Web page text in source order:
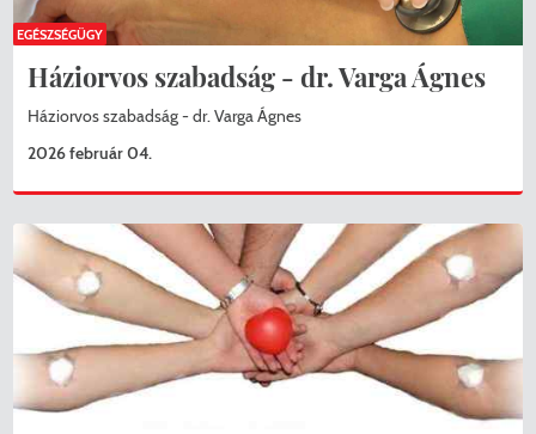
Háziorvos szabadság - dr. Varga Ágnes
Háziorvos szabadság - dr. Varga Ágnes
2026 február 04.
EGÉSZSÉGÜGY